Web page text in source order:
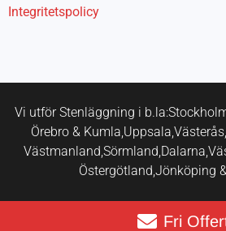
Integritetspolicy
Vi utför Stenläggning i b.la:
Örebro & Kumla, Uppsala, Västerås,
Västmanland, Sörmland, Dalarna,
Östergötland, Jönköping
Fri